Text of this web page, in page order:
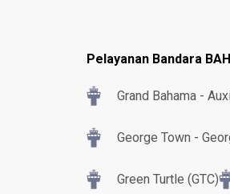
Pelayanan Bandara
Grand Bahama -
George Town -
Green Turtle (GTC)